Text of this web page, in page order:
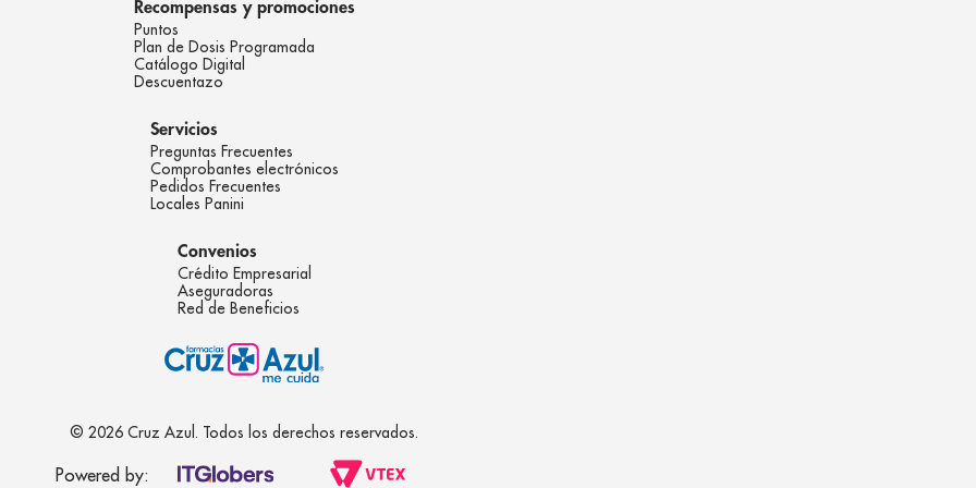
Recompensas y promociones
Puntos
Plan de Dosis Programada
Catálogo Digital
Descuentazo
Servicios
Preguntas Frecuentes
Comprobantes electrónicos
Pedidos Frecuentes
Locales Panini
Convenios
Crédito Empresarial
Aseguradoras
Red de Beneficios
© 2026 Cruz Azul. Todos los derechos reservados.
Powered by: